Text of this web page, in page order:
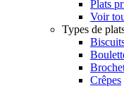
Plats
Voir
Types de
Crêpes